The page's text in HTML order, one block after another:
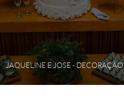
JAQUELINE E JOSE - DECORAÇÃO